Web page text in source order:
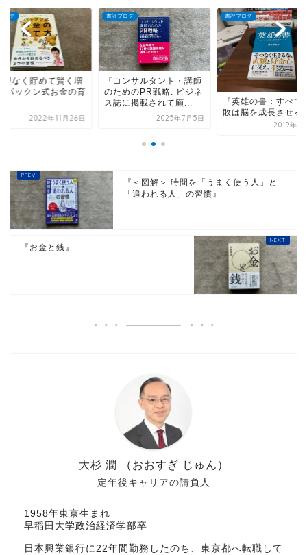
ログ
理なく貯めて賢く増
パックン式お金の育
2022年11月26日
書評ブログ
『コンサルタント・講師
のためのPR戦略: ビジネ
ス誌に掲載されて顧...
2025年7月5日
書評ブログ
『英雄の書：すべて
敗は脳を成長させる
2019年1
『＜図解＞ 時間を「うまく使う人」と
「追われる人」の習慣』
『お金と銭』
定年後キャリアの請負人
大杉 潤 （おおすぎ じゅん）
1958年東京生まれ
早稲田大学政治経済学部卒
日本興業銀行に22年間勤務したのち、東京都へ転職して